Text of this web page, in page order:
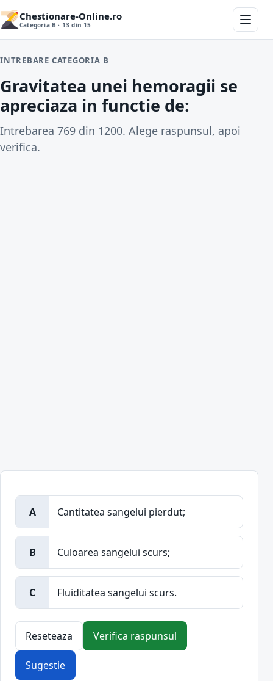
Chestionare-Online.ro
Categoria B · 13 din 15
INTREBARE CATEGORIA B
Gravitatea unei hemoragii se
apreciaza in functie de:
Intrebarea 769 din 1200. Alege raspunsul, apoi
verifica.
A Cantitatea sangelui pierdut;
B Culoarea sangelui scurs;
C Fluiditatea sangelui scurs.
Reseteaza Verifica raspunsul
Sugestie